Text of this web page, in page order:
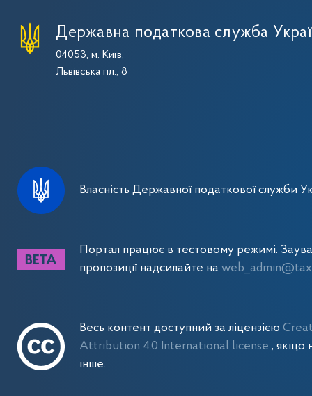
Державна податкова служба
04053, м. Київ,
Львівська пл., 8
Власність Державної податкової служби
Портал працює в тестовому режимі.
пропозиції надсилайте на
Весь контент доступний за ліцензією
Attribution 4.0 International license, якщо
інше.